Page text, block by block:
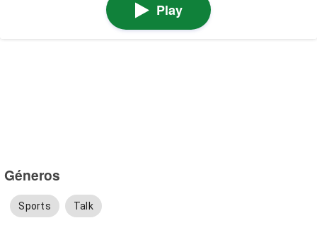
Play
Géneros
Sports Talk